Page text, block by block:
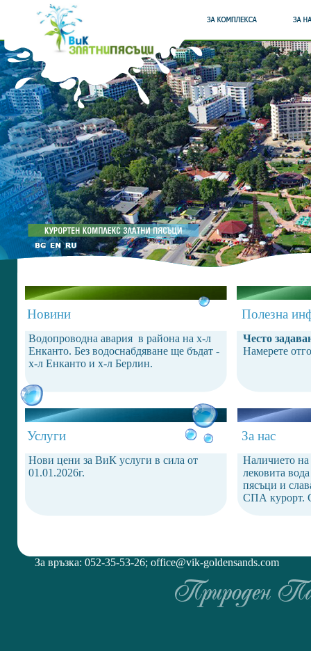
Новини
Водопроводна авария в района на х-л
Енканто. Без водоснабдяване ще бъдат -
х-л Енканто и х-л Берлин.
Полезна
Често
Намерете
Услуги
Нови цени за ВиК услуги в сила от
01.01.2026г.
За нас
Наличието
лековита
пясъци и
СПА курорт.
За връзка: 052-35-53-26; office@vik-goldensands.com